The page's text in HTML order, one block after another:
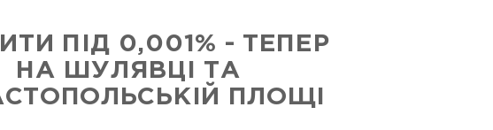
ПІД 0,001% - ТЕПЕР
НА ШУЛЯВЦІ ТА
ПЛОЩІ